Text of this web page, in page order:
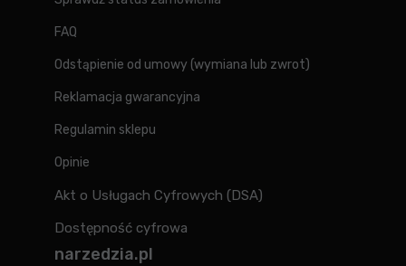
FAQ
Odstąpienie od umowy (wymiana lub zwrot)
Reklamacja gwarancyjna
Regulamin sklepu
Opinie
Akt o Usługach Cyfrowych (DSA)
Dostępność cyfrowa
narzedzia.pl